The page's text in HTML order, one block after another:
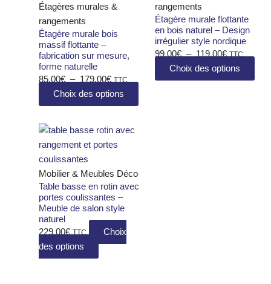
Étagères murales &
rangements
Étagère murale bois
massif flottante –
fabrication sur mesure,
forme naturelle
85,00€ – 179,00€
85,00€
179,00€
TTC
Choix des options
plusieurs
variations.
options
sur
rangements
Étagère murale flottante
en bois naturel – Design
irrégulier style nordique
99,00€ – 119,00€
à
119,00€
TTC
Choix des options
être
Mobilier & Meubles Déco
Table basse en rotin avec
portes coulissantes –
Meuble de salon style
naturel
229,00€ TTC
Choix
des options
Ce
produit
plusieurs
variations.
Les
peuvent
être
choisies